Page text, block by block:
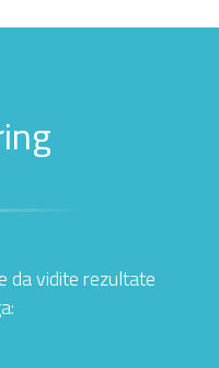
da vidite rezultate